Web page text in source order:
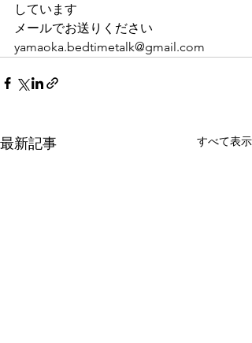
しています
メールでお送りください
yamaoka.bedtimetalk@gmail.com
最新記事 すべて表示